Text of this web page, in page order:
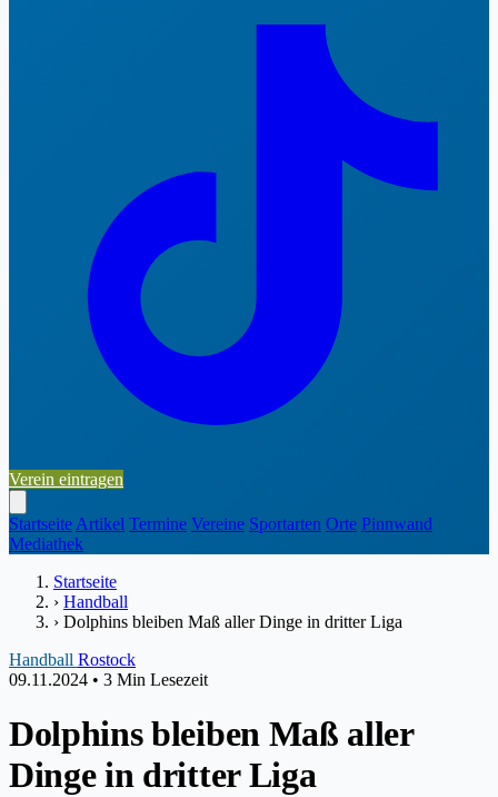
Verein eintragen
Startseite Artikel Termine Vereine Sportarten Orte Pinnwand
Mediathek
Startseite
› Handball
› Dolphins bleiben Maß aller Dinge in dritter Liga
Handball Rostock
09.11.2024 • 3 Min Lesezeit
Dolphins bleiben Maß aller
Dinge in dritter Liga